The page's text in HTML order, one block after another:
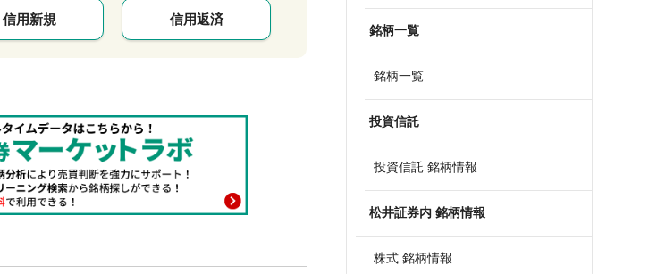
信用新規 信用返済
銘柄一覧
銘柄一覧
投資信託
投資信託 銘柄情報
松井証券内 銘柄情報
株式 銘柄情報